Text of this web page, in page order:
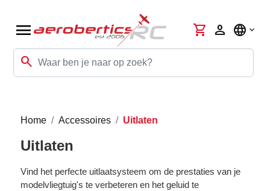
menu
search
shopping_cart person language
Home Accessoires Uitlaten
Uitlaten
Vind het perfecte uitlaatsysteem om de prestaties van je
modelvliegtuig's te verbeteren en het geluid te